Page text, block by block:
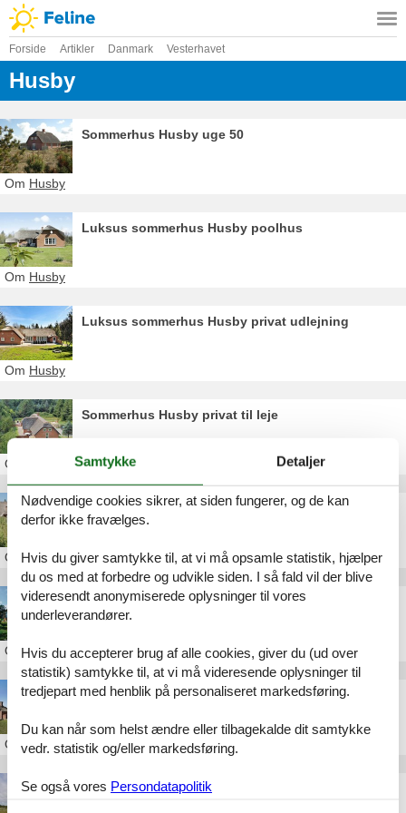
Forside Artikler Danmark Vesterhavet
Husby
Sommerhus Husby uge 50
Om Husby
Luksus sommerhus Husby poolhus
Om Husby
Luksus sommerhus Husby privat udlejning
Om Husby
Sommerhus Husby privat til leje
Om
Luksus sommerhus Husby leje
OmHusby
Luksus sommerhus Vester Husby
OmHusby
Sommerhus Husby 18 personer
OmHusby
Sommerhus Husby uge 49
Samtykke Detaljer
Nødvendige cookies sikrer, at siden fungerer, og de kan
derfor ikke fravælges.
Hvis du giver samtykke til, at vi må opsamle statistik, hjælper
du os med at forbedre og udvikle siden. I så fald vil der blive
videresendt anonymiserede oplysninger til vores
underleverandører.
Hvis du accepterer brug af alle cookies, giver du (ud over
statistik) samtykke til, at vi må videresende oplysninger til
tredjepart med henblik på personaliseret markedsføring.
Du kan når som helst ændre eller tilbagekalde dit samtykke
vedr. statistik og/eller markedsføring.
Se også vores Persondatapolitik